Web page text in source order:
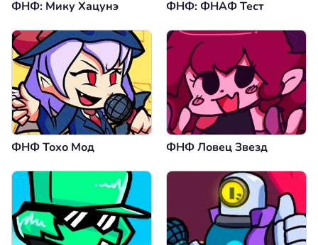
ФНФ: Мику Хацунэ ФНФ: ФНАФ Тест
ФНФ Тохо Мод ФНФ Ловец Звезд